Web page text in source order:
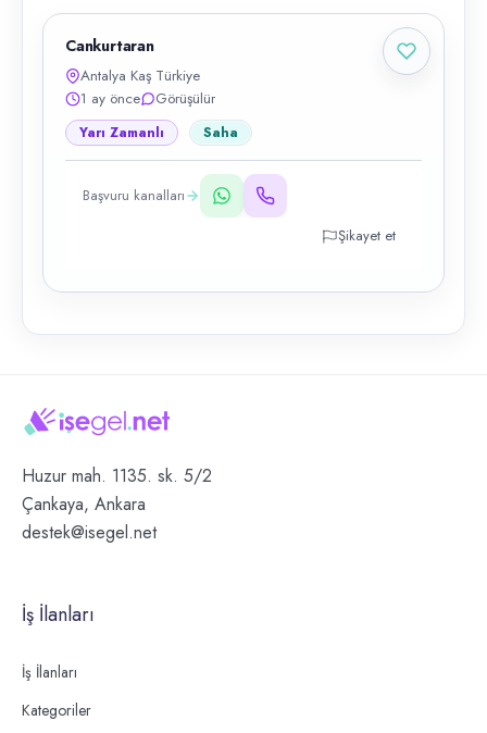
Cankurtaran
Antalya Kaş Türkiye
1 ay önce
Görüşülür
Yarı Zamanlı Saha
Başvuru kanalları
Şikayet et
Huzur mah. 1135. sk. 5/2
Çankaya, Ankara
destek@isegel.net
İş İlanları
İş İlanları
Kategoriler